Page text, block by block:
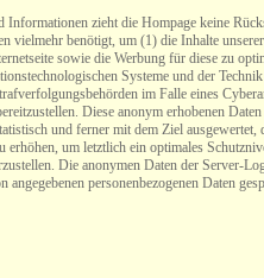
Informationen zieht die Hompage keine
vielmehr benötigt, um (1) die Inhalte
sowie die Werbung für diese zu
Systeme und der
im Falle eines
Diese anonym erhobenen
und ferner mit dem Ziel ausgewertet,
erhöhen, um letztlich ein optimales
Die anonymen Daten der Server-
personenbezogenen Daten